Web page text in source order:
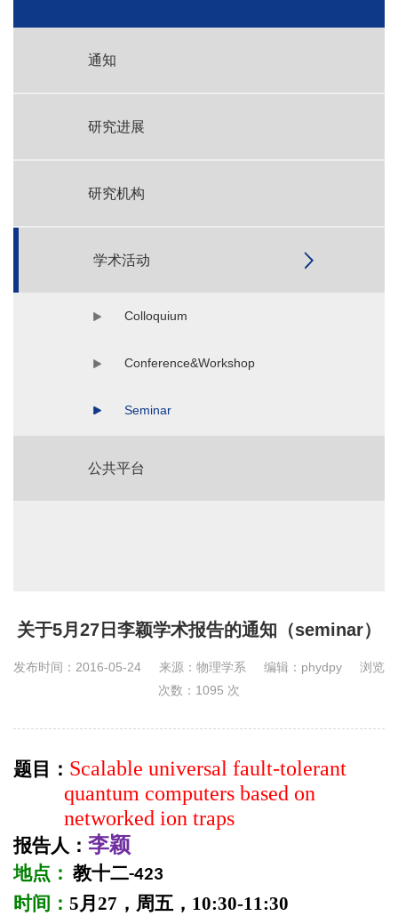
通知
研究进展
研究机构
学术活动
Colloquium
Conference&Workshop
Seminar
公共平台
关于5月27日李颖学术报告的通知（seminar）
发布时间：2016-05-24 来源：物理学系 编辑：phydpy
浏览
次数： 1095 次
题目： Scalable universal fault-tolerant
quantum computers based on
networked ion traps
报告人： 李颖
地点： 教十二-423
时间： 5月 27 ，周五， 10:30-11:30